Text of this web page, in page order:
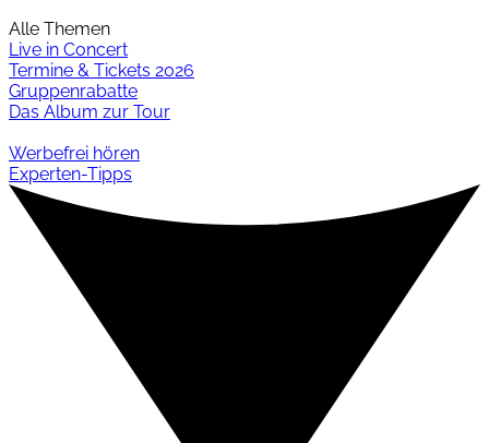
Alle Themen
Live in Concert
Termine & Tickets 2026
Gruppenrabatte
Das Album zur Tour
Werbefrei hören
Experten-Tipps